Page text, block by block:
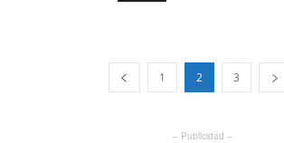
1 2 3
– Publicidad –